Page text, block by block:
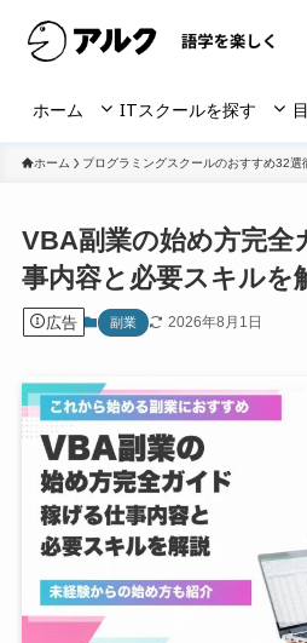
ホーム ITスクールを探す
ホーム プログラミングスクールのおすすめ32選
VBA副業の始め方完全
事内容と必要スキルを
広告 副業 2026年8月1日